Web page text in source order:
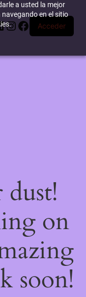
a usted la mejor
en el sitio
Instagram
Facebook
Acceder
on
soon!